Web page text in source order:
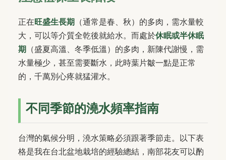
正在旺盛生長期 （通常是春、秋）的多肉，需水量較
大，可以等介質全乾後就給水。而處於休眠或半休眠
期 （盛夏高溫、冬季低溫）的多肉，新陳代謝慢，需
水量極少，甚至需要斷水，此時葉片皺一點是正常
的，千萬別心疼就猛灌水。
不同季節的澆水頻率指南
台灣的氣候分明，澆水策略必須跟著季節走。以下表
格是我在台北盆地栽培的經驗總結，南部花友可以酌